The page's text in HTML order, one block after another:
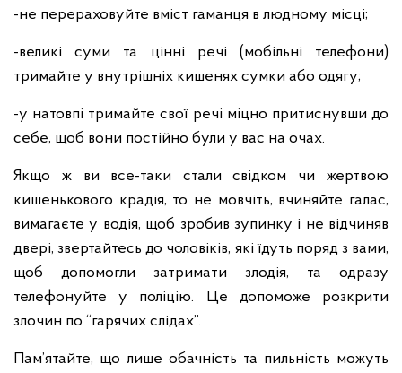
-не перераховуйте вміст гаманця в людному місці;
-великі суми та цінні речі (мобільні телефони)
тримайте у внутрішніх кишенях сумки або одягу;
-у натовпі тримайте свої речі міцно притиснувши до
себе, щоб вони постійно були у вас на очах.
Якщо ж ви все-таки стали свідком чи жертвою
кишенькового крадія, то не мовчіть, вчиняйте галас,
вимагаєте у водія, щоб зробив зупинку і не відчиняв
двері, звертайтесь до чоловіків, які їдуть поряд з вами,
щоб допомогли затримати злодія, та одразу
телефонуйте у поліцію. Це допоможе розкрити
злочин по “гарячих слідах”.
Пам’ятайте, що лише обачність та пильність можуть